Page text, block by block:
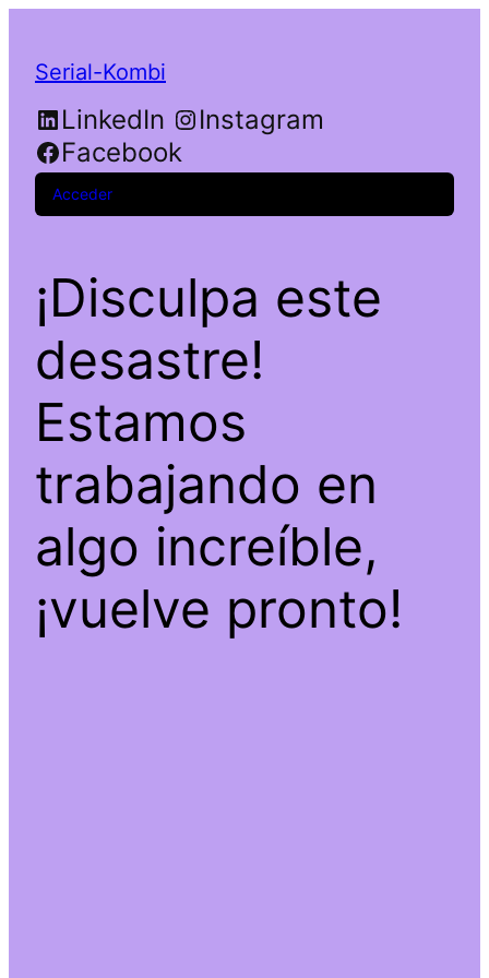
Serial-Kombi
LinkedIn
Instagram
Facebook
Acceder
¡Disculpa este
desastre!
Estamos
trabajando en
algo increíble,
¡vuelve pronto!